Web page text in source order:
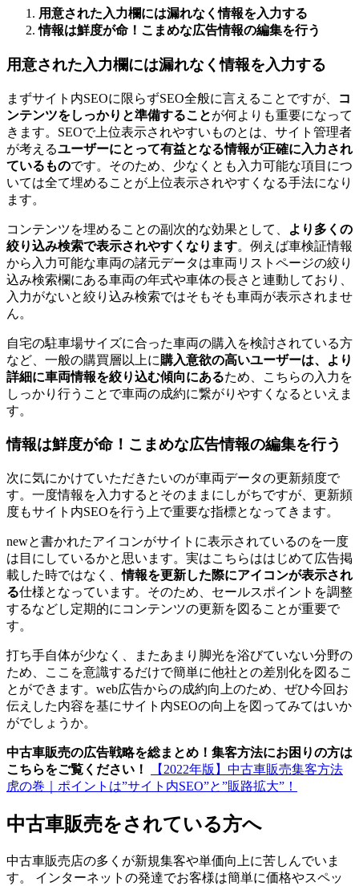
用意された入力欄には漏れなく情報を入力する
情報は鮮度が命！こまめな広告情報の編集を行う
用意された入力欄には漏れなく情報を入力する
まずサイト内SEOに限らずSEO全般に言えることですが、
コ
ンテンツをしっかりと準備することが何よりも重要になって
きます。SEOで上位表示されやすいものとは、サイト管理者
が考えるユーザーにとって有益となる情報が正確に入力され
ているものです。そのため、少なくとも入力可能な項目につ
いては全て埋めることが上位表示されやすくなる手法になり
ます。
コンテンツを埋めることの副次的な効果として、
より多くの
絞り込み検索で表示されやすくなります。例えば車検証情報
から入力可能な車両の諸元データは車両リストページの絞り
込み検索欄にある車両の年式や車体の長さと連動しており、
入力がないと絞り込み検索ではそもそも車両が表示されませ
ん。
自宅の駐車場サイズに合った車両の購入を検討されている方
など、一般の購買層以上に購入意欲の高いユーザーは、より
詳細に車両情報を絞り込む傾向にあるため、こちらの入力を
しっかり行うことで車両の成約に繋がりやすくなるといえま
す。
情報は鮮度が命！こまめな広告情報の編集を行う
次に気にかけていただきたいのが車両データの更新頻度で
す。一度情報を入力するとそのままにしがちですが、更新頻
度もサイト内SEOを行う上で重要な指標となってきます。
newと書かれたアイコンがサイトに表示されているのを一度
は目にしているかと思います。実はこちらははじめて広告掲
載した時ではなく、情報を更新した際にアイコンが表示され
る仕様となっています。そのため、セールスポイントを調整
するなどし定期的にコンテンツの更新を図ることが重要で
す。
打ち手自体が少なく、またあまり脚光を浴びていない分野の
ため、ここを意識するだけで簡単に他社との差別化を図るこ
とができます。web広告からの成約向上のため、ぜひ今回お
伝えした内容を基にサイト内SEOの向上を図ってみてはいか
がでしょうか。
中古車販売の広告戦略を総まとめ！集客方法にお困りの方は
こちらをご覧ください！
【2022年版】中古車販売集客方法
虎の巻｜ポイントは”サイト内SEO”と”販路拡大”！
中古車販売をされている方へ
中古車販売店の多くが新規集客や単価向上に苦しんでいま
す。 インターネットの発達でお客様は簡単に価格やスペッ